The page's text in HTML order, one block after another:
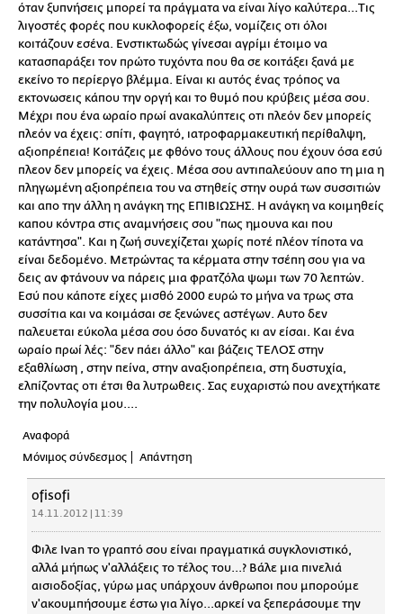
όταν ξυπνήσεις μπορεί τα πράγματα να είναι λίγο καλύτερα...Τις
λιγοστές φορές που κυκλοφορείς έξω, νομίζεις οτι όλοι
κοιτάζουν εσένα. Ενστικτωδώς γίνεσαι αγρίμι έτοιμο να
κατασπαράξει τον πρώτο τυχόντα που θα σε κοιτάξει ξανά με
εκείνο το περίεργο βλέμμα. Είναι κι αυτός ένας τρόπος να
εκτονωσεις κάπου την οργή και το θυμό που κρύβεις μέσα σου.
Μέχρι που ένα ωραίο πρωί ανακαλύπτεις οτι πλεόν δεν μπορείς
πλεόν να έχεις: σπίτι, φαγητό, ιατροφαρμακευτική περίθαλψη,
αξιοπρέπεια! Κοιτάζεις με φθόνο τους άλλους που έχουν όσα εσύ
πλεον δεν μπορείς να έχεις. Μέσα σου αντιπαλεύουν απο τη μια η
πληγωμένη αξιοπρέπεια του να στηθείς στην ουρά των συσσιτιών
και απο την άλλη η ανάγκη της ΕΠΙΒΙΩΣΗΣ. Η ανάγκη να κοιμηθείς
καπου κόντρα στις αναμνήσεις σου "πως ημουνα και που
κατάντησα". Και η ζωή συνεχίζεται χωρίς ποτέ πλέον τίποτα να
είναι δεδομένο. Μετρώντας τα κέρματα στην τσέπη σου για να
δεις αν φτάνουν να πάρεις μια φρατζόλα ψωμι των 70 λεπτών.
Εσύ που κάποτε είχες μισθό 2000 ευρώ το μήνα να τρως στα
συσσίτια και να κοιμάσαι σε ξενώνες αστέγων. Αυτο δεν
παλευεται εύκολα μέσα σου όσο δυνατός κι αν είσαι. Και ένα
ωραίο πρωί λές: "δεν πάει άλλο" και βάζεις ΤΕΛΟΣ στην
εξαθλίωση , στην πείνα, στην αναξιοπρέπεια, στη δυστυχία,
ελπίζοντας οτι έτσι θα λυτρωθεις. Σας ευχαριστώ που ανεχτήκατε
την πολυλογία μου....
Αναφορά
Μόνιμος σύνδεσμος
Απάντηση
ofisofi
14.11.2012 | 11:39
Φιλε Ivan το γραπτό σου είναι πραγματικά συγκλονιστικό,
αλλά μήπως ν'αλλάξεις το τέλος του...? Βάλε μια πινελιά
αισιοδοξίας, γύρω μας υπάρχουν άνθρωποι που μπορούμε
ν'ακουμπήσουμε έστω για λίγο...αρκεί να ξεπεράσουμε την